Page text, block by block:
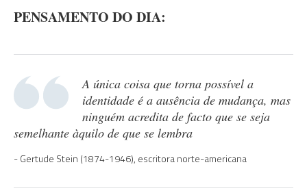
PENSAMENTO DO DIA:
A única coisa que torna possível a
identidade é a ausência de mudança, mas
ninguém acredita de facto que se seja
semelhante àquilo de que se lembra
Gertude Stein (1874-1946), escritora norte-americana